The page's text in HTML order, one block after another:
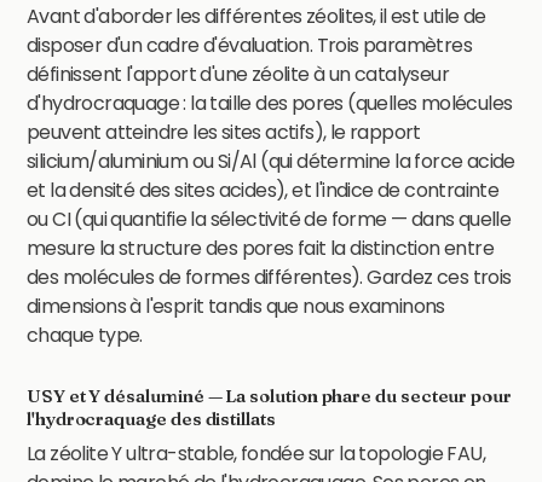
Avant d'aborder les différentes zéolites, il est utile de
disposer d'un cadre d'évaluation. Trois paramètres
définissent l'apport d'une zéolite à un catalyseur
d'hydrocraquage : la taille des pores (quelles molécules
peuvent atteindre les sites actifs), le rapport
silicium/aluminium ou Si/Al (qui détermine la force acide
et la densité des sites acides), et l'indice de contrainte
ou CI (qui quantifie la sélectivité de forme — dans quelle
mesure la structure des pores fait la distinction entre
des molécules de formes différentes). Gardez ces trois
dimensions à l'esprit tandis que nous examinons
chaque type.
USY et Y désaluminé — La solution phare du secteur pour
l'hydrocraquage des distillats
La zéolite Y ultra-stable, fondée sur la topologie FAU,